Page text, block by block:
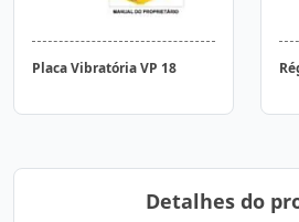
Placa Vibratória VP 18
Detalhes do